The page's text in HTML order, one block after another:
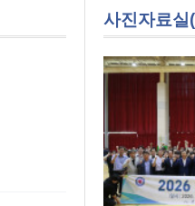
사진자료실